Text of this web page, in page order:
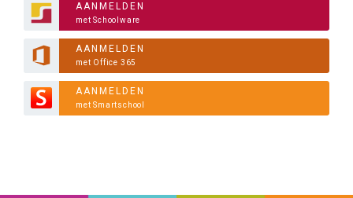
AANMELDEN
met Schoolware
AANMELDEN
met Office 365
AANMELDEN
met Smartschool